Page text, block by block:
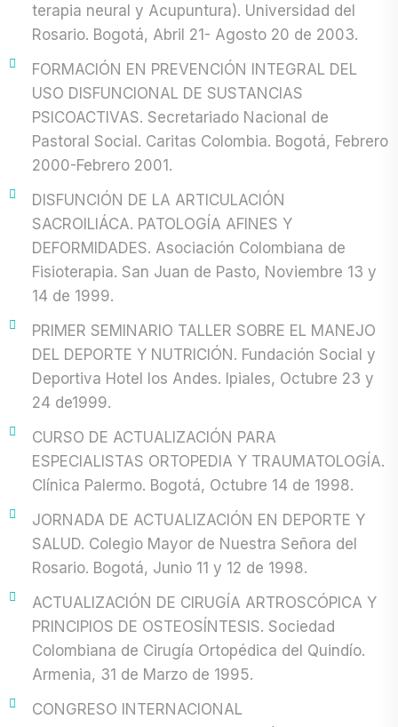
terapia neural y Acupuntura). Universidad del
Rosario. Bogotá, Abril 21- Agosto 20 de 2003.
FORMACIÓN EN PREVENCIÓN INTEGRAL DEL
USO DISFUNCIONAL DE SUSTANCIAS
PSICOACTIVAS. Secretariado Nacional de
Pastoral Social. Caritas Colombia. Bogotá, Febrero
2000-Febrero 2001.
DISFUNCIÓN DE LA ARTICULACIÓN
SACROILIÁCA. PATOLOGÍA AFINES Y
DEFORMIDADES. Asociación Colombiana de
Fisioterapia. San Juan de Pasto, Noviembre 13 y
14 de 1999.
PRIMER SEMINARIO TALLER SOBRE EL MANEJO
DEL DEPORTE Y NUTRICIÓN. Fundación Social y
Deportiva Hotel los Andes. Ipiales, Octubre 23 y
24 de1999.
CURSO DE ACTUALIZACIÓN PARA
ESPECIALISTAS ORTOPEDIA Y TRAUMATOLOGÍA.
Clínica Palermo. Bogotá, Octubre 14 de 1998.
JORNADA DE ACTUALIZACIÓN EN DEPORTE Y
SALUD. Colegio Mayor de Nuestra Señora del
Rosario. Bogotá, Junio 11 y 12 de 1998.
ACTUALIZACIÓN DE CIRUGÍA ARTROSCÓPICA Y
PRINCIPIOS DE OSTEOSÍNTESIS. Sociedad
Colombiana de Cirugía Ortopédica del Quindío.
Armenia, 31 de Marzo de 1995.
CONGRESO INTERNACIONAL